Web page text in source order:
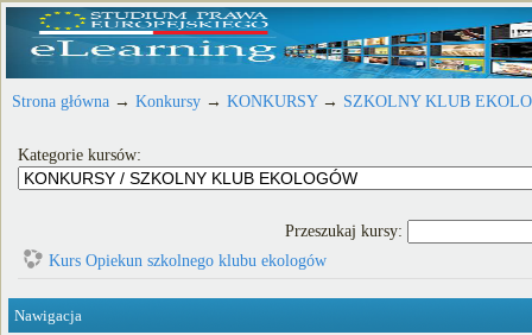
Strona główna → Konkursy → KONKURSY → SZKOLNY KLUB
Kategorie kursów:
Przeszukaj kursy:
Kurs Opiekun szkolnego klubu ekologów
Nawigacja